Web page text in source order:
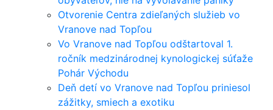
Otvorenie Centra zdieľaných služieb vo
Vranove nad Topľou
Vo Vranove nad Topľou odštartoval 1.
ročník medzinárodnej kynologickej súťaže
Pohár Východu
Deň detí vo Vranove nad Topľou priniesol
zážitky, smiech a exotiku